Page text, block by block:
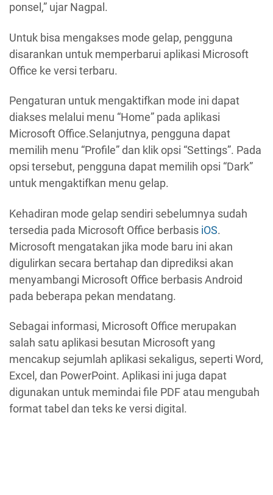
ponsel,” ujar Nagpal.
Untuk bisa mengakses mode gelap, pengguna
disarankan untuk memperbarui aplikasi Microsoft
Office ke versi terbaru.
Pengaturan untuk mengaktifkan mode ini dapat
diakses melalui menu “Home” pada aplikasi
Microsoft Office.Selanjutnya, pengguna dapat
memilih menu “Profile” dan klik opsi “Settings”. Pada
opsi tersebut, pengguna dapat memilih opsi “Dark”
untuk mengaktifkan menu gelap.
Kehadiran mode gelap sendiri sebelumnya sudah
tersedia pada Microsoft Office berbasis iOS.
Microsoft mengatakan jika mode baru ini akan
digulirkan secara bertahap dan diprediksi akan
menyambangi Microsoft Office berbasis Android
pada beberapa pekan mendatang.
Sebagai informasi, Microsoft Office merupakan
salah satu aplikasi besutan Microsoft yang
mencakup sejumlah aplikasi sekaligus, seperti Word,
Excel, dan PowerPoint. Aplikasi ini juga dapat
digunakan untuk memindai file PDF atau mengubah
format tabel dan teks ke versi digital.